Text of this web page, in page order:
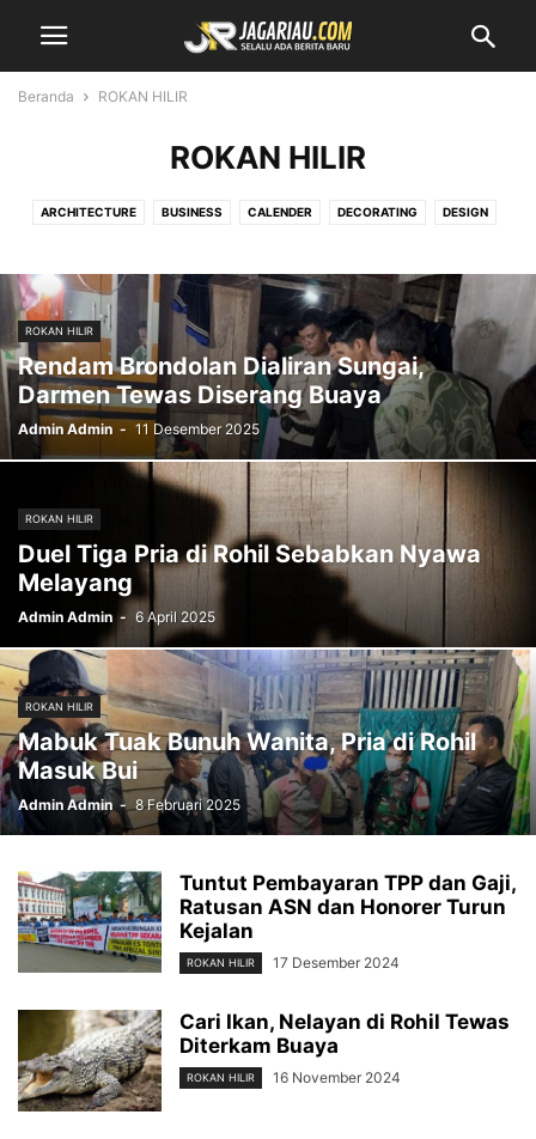
Beranda ROKAN HILIR
ROKAN HILIR
ARCHITECTURE BUSINESS CALENDER DECORATING DESIGN
JAKARTA KAMPAR KUANSING LIFESTYLE MEDAN MERANTI
MOBILE PHONES MUSIC NASIONAL PELALAWAN PHOTOGRAPHY
RACING REVIEWS RIAU ROKAN HILIR ROKAN HULU
SPORT TECHNOLOGY VIDEO
ROKAN HILIR
Rendam Brondolan Dialiran Sungai,
Darmen Tewas Diserang Buaya
Admin Admin - 11 Desember 2025
ROKAN HILIR
Duel Tiga Pria di Rohil Sebabkan Nyawa
Melayang
Admin Admin - 6 April 2025
ROKAN HILIR
Mabuk Tuak Bunuh Wanita, Pria di Rohil
Masuk Bui
Admin Admin - 8 Februari 2025
Tuntut Pembayaran TPP dan Gaji,
Ratusan ASN dan Honorer Turun
Kejalan
ROKAN HILIR 17 Desember 2024
Cari Ikan, Nelayan di Rohil Tewas
Diterkam Buaya
ROKAN HILIR 16 November 2024